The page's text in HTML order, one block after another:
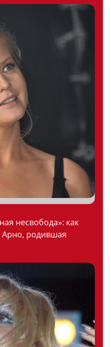
несвобода»: как
Арно, родившая